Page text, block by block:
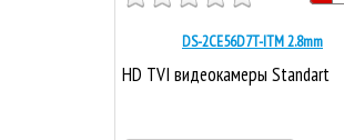
DS-2CE56D7T-ITM 2.8mm
HD TVI видеокамеры Standart